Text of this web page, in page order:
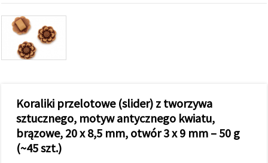
ruch i
wyświetlać
bardziej
trafne treści
oraz
reklamy,
również
partnerów
analitycznych
marketingowych.
Możesz
zgodzić się
Koraliki przelotowe (slider) z tworzywa
sztucznego, motyw antycznego kwiatu,
brązowe, 20 x 8,5 mm, otwór 3 x 9 mm – 50 g
(~45 szt.)